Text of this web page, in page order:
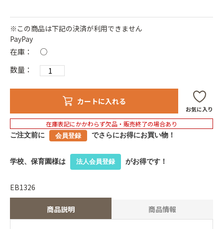
※この商品は下記の決済が利用できません
PayPay
在庫：
○
数量：
カートに入れる
お気に入り
在庫表記にかかわらず欠品・販売終了の場合あり
ご注文前に 会員登録 でさらにお得にお買い物！
学校、保育園様は 法人会員登録 がお得です！
商品説明 商品情報
EB1326